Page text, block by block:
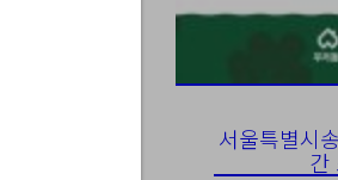
서울특별시
간